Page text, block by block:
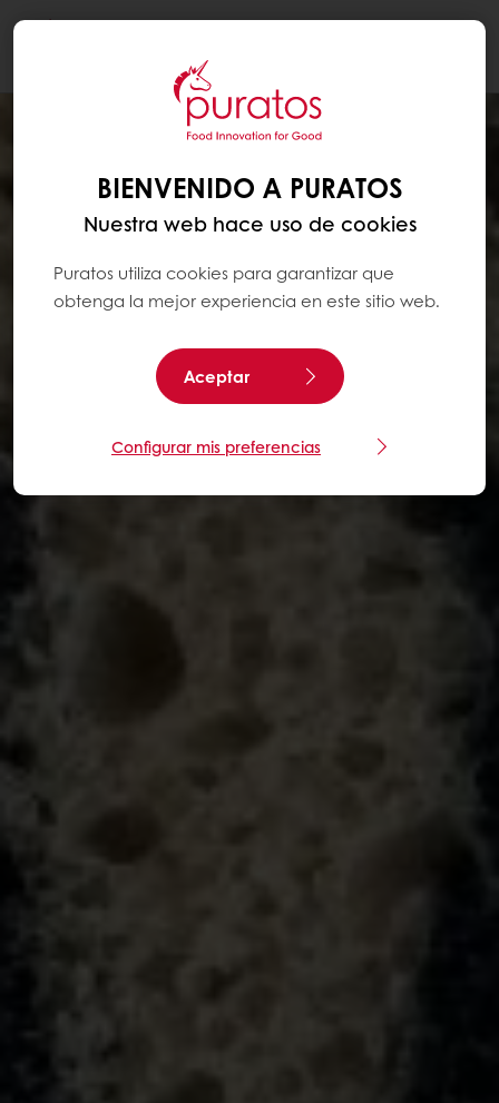
BIENVENIDO A PURATOS
Nuestra web hace uso de cookies
Puratos utiliza cookies para garantizar que
obtenga la mejor experiencia en este sitio web.
Aceptar
Configurar mis preferencias